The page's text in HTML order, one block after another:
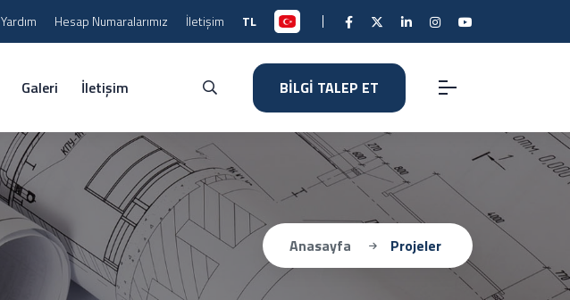
Yardım Hesap Numaralarımız İletişim TL
Galeri İletişim BİLGİ TALEP ET
Anasayfa Projeler